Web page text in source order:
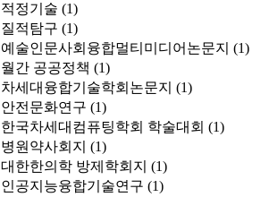
적정기술 (1)
질적탐구 (1)
예술인문사회융합멀티미디어논문지 (1)
월간 공공정책 (1)
차세대융합기술학회논문지 (1)
안전문화연구 (1)
한국차세대컴퓨팅학회 학술대회 (1)
병원약사회지 (1)
대한한의학 방제학회지 (1)
인공지능융합기술연구 (1)